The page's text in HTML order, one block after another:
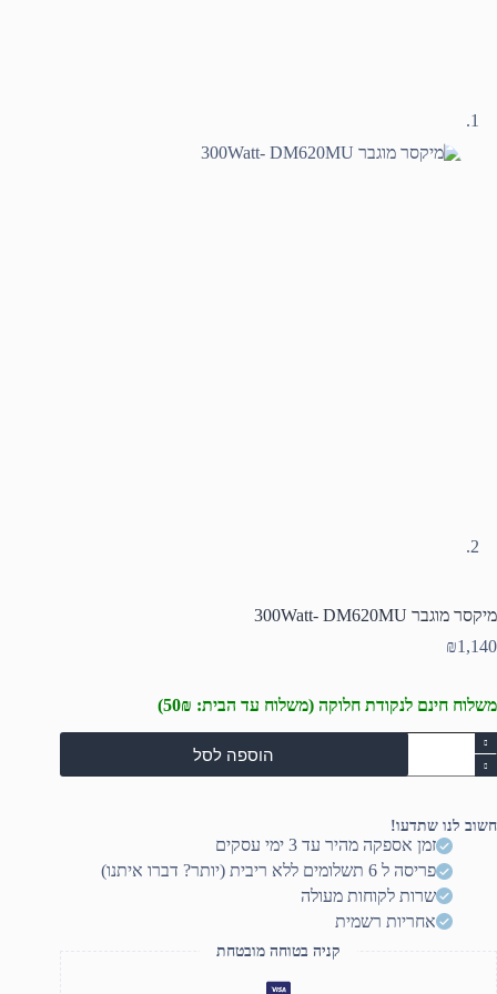
מיקסר מוגבר 300Watt- DM620MU
₪1,140
משלוח חינם לנקודת חלוקה (משלוח עד הבית: 50₪)
כמות
של
מיקסר
300Watt-
DM620MU
הוספה לסל
חשוב לנו שתדעו!
זמן אספקה מהיר עד 3 ימי עסקים
פריסה ל 6 תשלומים ללא ריבית (יותר? דברו איתנו)
שרות לקוחות מעולה
אחריות רשמית
קניה בטוחה מובטחת